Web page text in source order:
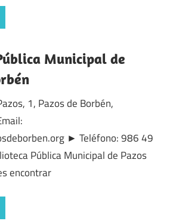
Municipal de
1, Pazos de Borbén,
► Teléfono: 986 49
Pública Municipal de Pazos
encontrar